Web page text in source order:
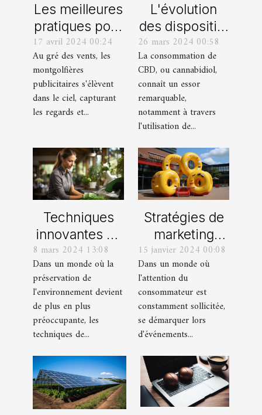
Les meilleures
pratiques pour
le design de
montgolfières
publicitaires
accrocheuses
17 avril 2024 00:24
Au gré des vents, les
montgolfières
publicitaires s'élèvent
dans le ciel, capturant
les regards et...
L'évolution
des dispositifs
de vapotage
pour le CBD :
innovations et
perspectives
26 mars 2024 00:58
La consommation de
CBD, ou cannabidiol,
connaît un essor
remarquable,
notamment à travers
l'utilisation de...
Techniques
innovantes de
nettoyage
écologique
pour les
professionnels
8 mars 2024 13:08
Dans un monde où la
préservation de
l'environnement devient
de plus en plus
préoccupante, les
techniques de...
Stratégies de
marketing
événementiel :
l'apport des
PLV gonflables
15 janvier 2024 00:08
Dans un monde où
l'attention du
consommateur est
constamment sollicitée,
se démarquer lors
d'événements...